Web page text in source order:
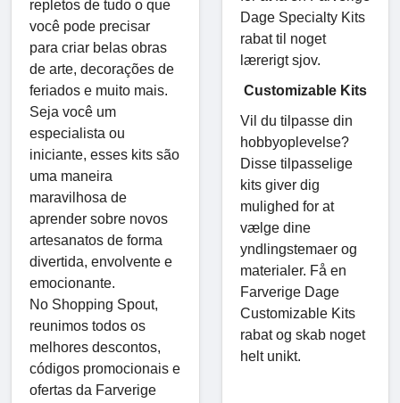
repletos de tudo o que
você pode precisar
para criar belas obras
de arte, decorações de
feriados e muito mais.
Seja você um
especialista ou
iniciante, esses kits são
uma maneira
maravilhosa de
aprender sobre novos
artesanatos de forma
divertida, envolvente e
emocionante.
No Shopping Spout,
reunimos todos os
melhores descontos,
códigos promocionais e
ofertas da Farverige
Dage Specialty Kits
rabat til noget
lærerigt sjov.
Customizable Kits
Vil du tilpasse din
hobbyoplevelse?
Disse tilpasselige
kits giver dig
mulighed for at
vælge dine
yndlingstemaer og
materialer. Få en
Farverige Dage
Customizable Kits
rabat og skab noget
helt unikt.